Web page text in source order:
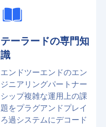
テーラードの専門知
識
エンドツーエンドのエン
ジニアリングパートナー
シップ複雑な運用上の課
題をプラグアンドプレイ
ろ過システムにデコード